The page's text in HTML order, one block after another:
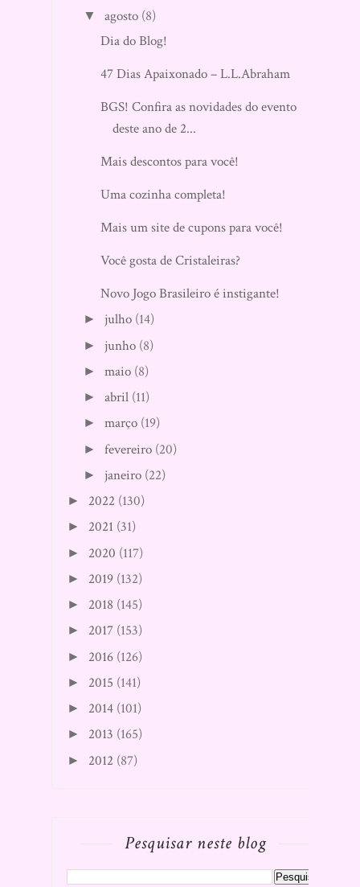
▼ agosto (8)
Dia do Blog!
47 Dias Apaixonado – L.L.Abraham
BGS! Confira as novidades do evento
deste ano de 2...
Mais descontos para você!
Uma cozinha completa!
Mais um site de cupons para você!
Você gosta de Cristaleiras?
Novo Jogo Brasileiro é instigante!
► julho (14)
► junho (8)
►maio (8)
►abril (11)
►março (19)
►fevereiro (20)
► janeiro (22)
► 2022 (130)
► 2021 (31)
► 2020 (117)
► 2019 (132)
► 2018 (145)
► 2017 (153)
► 2016 (126)
► 2015 (141)
► 2014 (101)
► 2013 (165)
► 2012 (87)
Pesquisar neste blog